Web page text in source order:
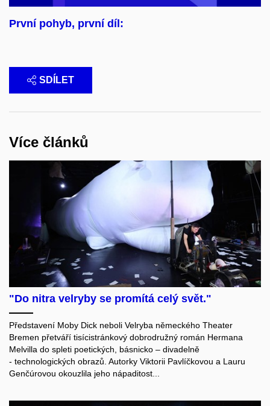
První pohyb, první díl:
SDÍLET
Více článků
"Do nitra velryby se promítá celý svět."
Představení Moby Dick neboli Velryba německého Theater
Bremen přetváří tisícistránkový dobrodružný román Hermana
Melvilla do spleti poetických, básnicko – divadelně
- technologických obrazů. Autorky Viktorii Pavlíčkovou a Lauru
Genčúrovou okouzlila jeho nápaditost...